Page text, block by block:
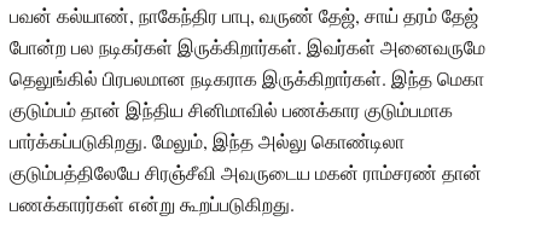
பவன் கல்யாண், நாகேந்திர பாபு, வருண் தேஜ், சாய் தரம் தேஜ்
போன்ற பல நடிகர்கள் இருக்கிறார்கள். இவர்கள் அனைவருமே
தெலுங்கில் பிரபலமான நடிகராக இருக்கிறார்கள். இந்த மெகா
குடும்பம் தான் இந்திய சினிமாவில் பணக்கார குடும்பமாக
பார்க்கப்படுகிறது. மேலும், இந்த அல்லு கொண்டிலா
குடும்பத்திலேயே சிரஞ்சீவி அவருடைய மகன் ராம்சரண் தான்
பணக்காரர்கள் என்று கூறப்படுகிறது.